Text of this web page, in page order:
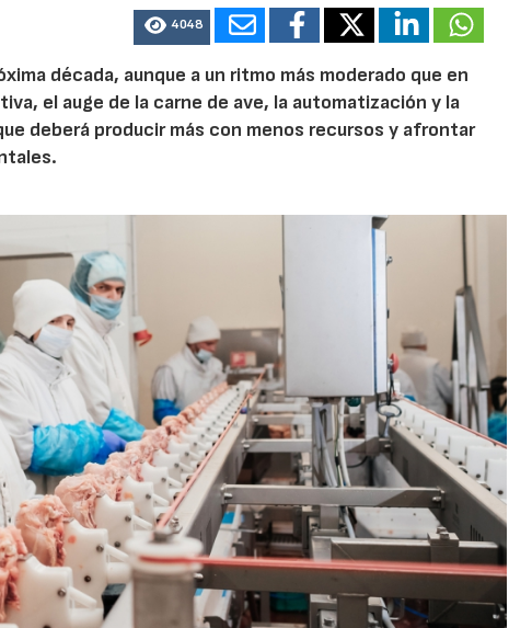
4048
década, aunque a un ritmo más moderado que en
el auge de la carne de ave, la automatización y la
deberá producir más con menos recursos y afrontar